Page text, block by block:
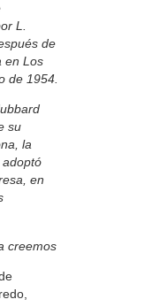
L.
de
en Los
de 1954.
su
la
adoptó
en
creemos